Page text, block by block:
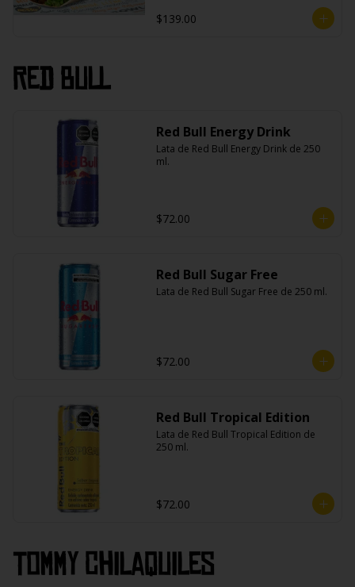
$139.00
Red Bull
Red Bull Energy Drink
Lata de Red Bull Energy Drink de 250
ml.
$72.00
Red Bull Sugar Free
Lata de Red Bull Sugar Free de 250 ml.
$72.00
Red Bull Tropical Edition
Lata de Red Bull Tropical Edition de
250 ml.
$72.00
Tommy Chilaquiles